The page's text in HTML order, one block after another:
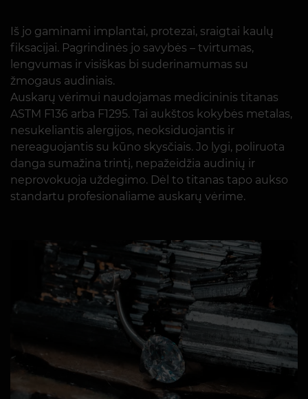
Iš jo gaminami implantai, protezai, sraigtai kaulų
fiksacijai. Pagrindinės jo savybės – tvirtumas,
lengvumas ir visiškas bi suderinamumas su
žmogaus audiniais.
Auskarų vėrimui naudojamas medicininis titanas
ASTM F136 arba F1295. Tai aukštos kokybės metalas,
nesukeliantis alergijos, neoksiduojantis ir
nereaguojantis su kūno skysčiais. Jo lygi, poliruota
danga sumažina trintį, nepažeidžia audinių ir
neprovokuoja uždegimo. Dėl to titanas tapo aukso
standartu profesionaliame auskarų vėrime.